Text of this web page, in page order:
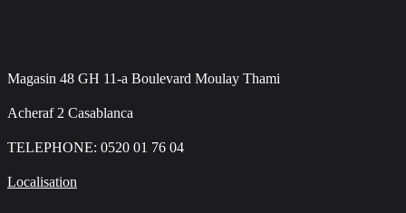
Magasin 48 GH 11-a Boulevard Moulay Thami
Acheraf 2 Casablanca
TELEPHONE: 0520 01 76 04
Localisation